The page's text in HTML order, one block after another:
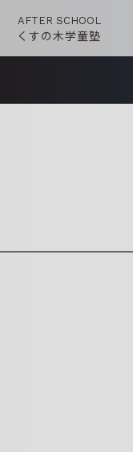
AFTER SCHOOL
くすの木学童塾